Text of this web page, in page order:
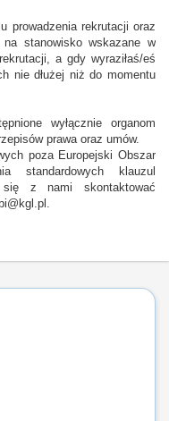
prowadzenia rekrutacji oraz
na stanowisko wskazane w
a gdy wyraziłaś/eś
nie dłużej niż do momentu
wyłącznie organom
prawa oraz umów.
poza Europejski Obszar
standardowych klauzul
z nami skontaktować